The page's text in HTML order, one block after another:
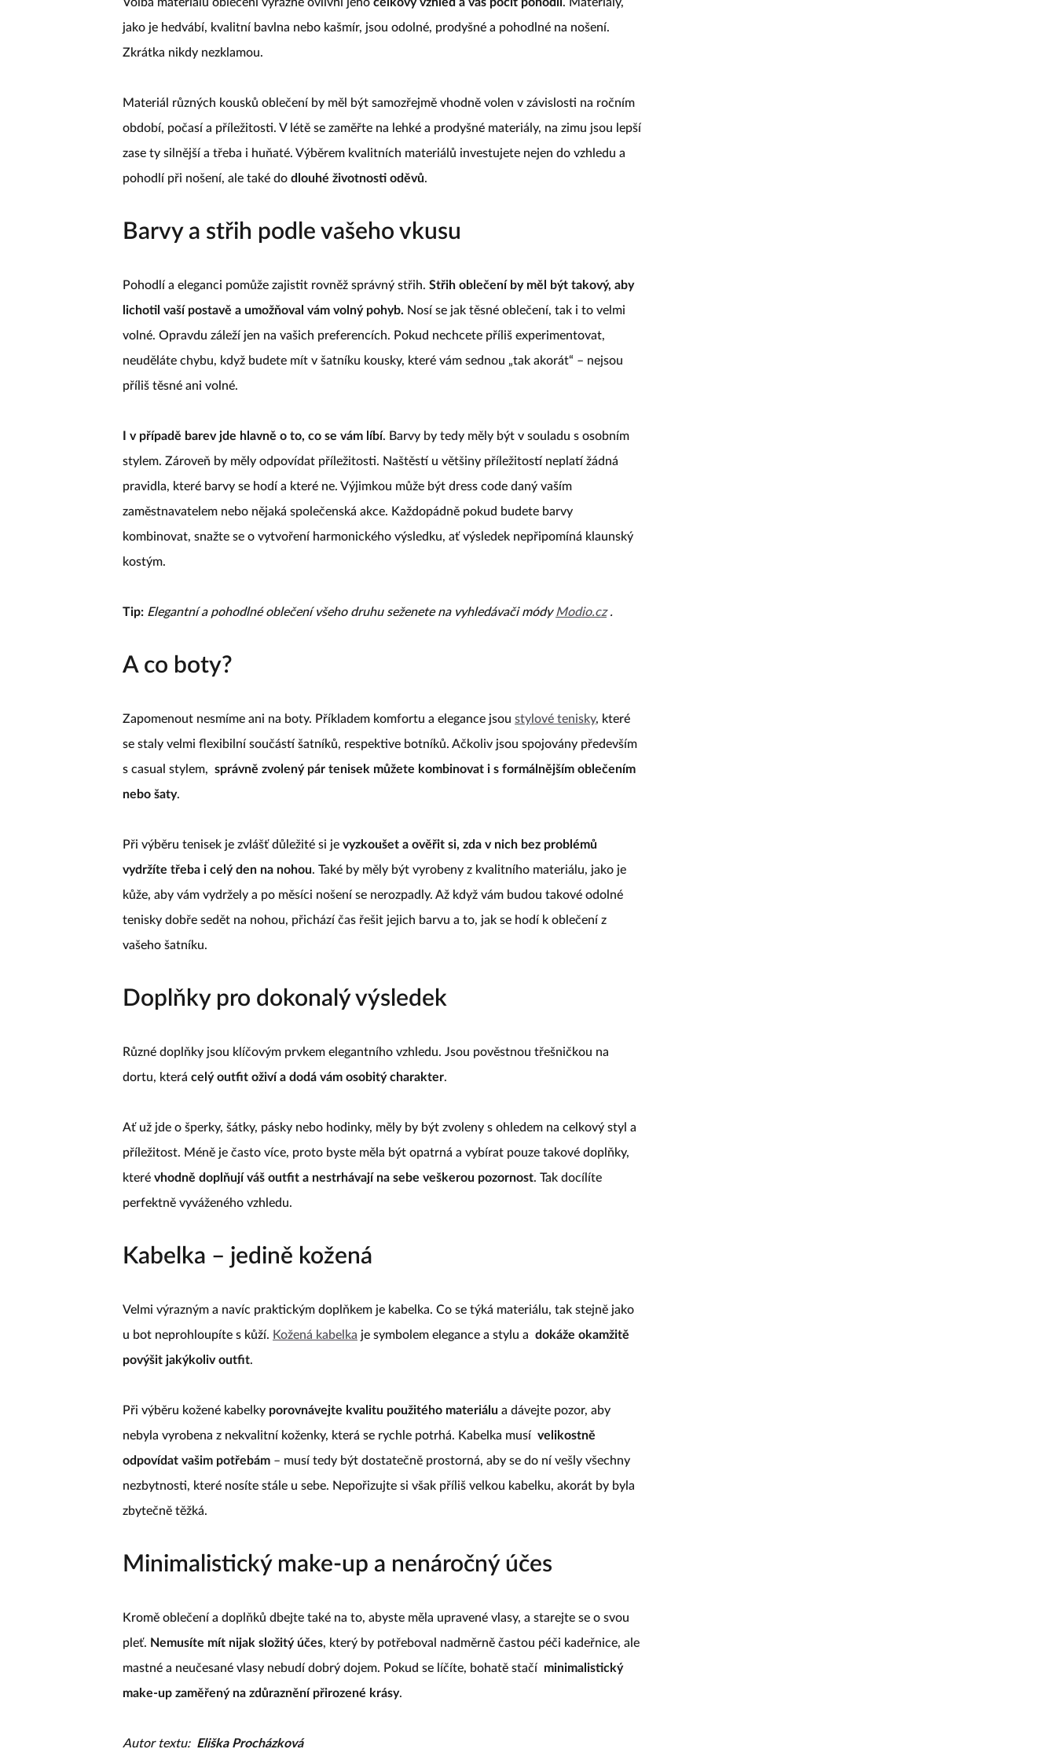
jako je hedvábí, kvalitní bavlna nebo kašmír, jsou odolné, prodyšné a pohodlné na nošení.
Zkrátka nikdy nezklamou.
Materiál různých kousků oblečení by měl být samozřejmě vhodně volen v závislosti na ročním
období, počasí a příležitosti. V létě se zaměřte na lehké a prodyšné materiály, na zimu jsou lepší
zase ty silnější a třeba i huňaté. Výběrem kvalitních materiálů investujete nejen do vzhledu a
pohodlí při nošení, ale také do dlouhé životnosti oděvů.
Barvy a střih podle vašeho vkusu
Pohodlí a eleganci pomůže zajistit rovněž správný střih. Střih oblečení by měl být takový, aby
lichotil vaší postavě a umožňoval vám volný pohyb. Nosí se jak těsné oblečení, tak i to velmi
volné. Opravdu záleží jen na vašich preferencích. Pokud nechcete příliš experimentovat,
neuděláte chybu, když budete mít v šatníku kousky, které vám sednou „tak akorát“ – nejsou
příliš těsné ani volné.
I v případě barev jde hlavně o to, co se vám líbí. Barvy by tedy měly být v souladu s osobním
stylem. Zároveň by měly odpovídat příležitosti. Naštěstí u většiny příležitostí neplatí žádná
pravidla, které barvy se hodí a které ne. Výjimkou může být dress code daný vaším
zaměstnavatelem nebo nějaká společenská akce. Každopádně pokud budete barvy
kombinovat, snažte se o vytvoření harmonického výsledku, ať výsledek nepřipomíná klaunský
kostým.
Tip: Elegantní a pohodlné oblečení všeho druhu seženete na vyhledávači módyModio.cz .
A co boty?
Zapomenout nesmíme ani na boty. Příkladem komfortu a elegance jsou stylové tenisky, které
se staly velmi flexibilní součástí šatníků, respektive botníků. Ačkoliv jsou spojovány především
s casual stylem, správně zvolený pár tenisek můžete kombinovat i s formálnějším oblečením
nebo šaty.
Při výběru tenisek je zvlášť důležité si je vyzkoušet a ověřit si, zda v nich bez problémů
vydržíte třeba i celý den na nohou. Také by měly být vyrobeny z kvalitního materiálu, jako je
kůže, aby vám vydržely a po měsíci nošení se nerozpadly. Až když vám budou takové odolné
tenisky dobře sedět na nohou, přichází čas řešit jejich barvu a to, jak se hodí k oblečení z
vašeho šatníku.
Doplňky pro dokonalý výsledek
Různé doplňky jsou klíčovým prvkem elegantního vzhledu. Jsou pověstnou třešničkou na
dortu, která celý outfit oživí a dodá vám osobitý charakter.
Ať už jde o šperky, šátky, pásky nebo hodinky, měly by být zvoleny s ohledem na celkový styl a
příležitost. Méně je často více, proto byste měla být opatrná a vybírat pouze takové doplňky,
které vhodně doplňují váš outfit a nestrhávají na sebe veškerou pozornost. Tak docílíte
perfektně vyváženého vzhledu.
Kabelka – jedině kožená
Velmi výrazným a navíc praktickým doplňkem je kabelka. Co se týká materiálu, tak stejně jako
u bot neprohloupíte s kůží. Kožená kabelka je symbolem elegance a stylu a dokáže okamžitě
povýšit jakýkoliv outfit.
Při výběru kožené kabelky porovnávejte kvalitu použitého materiálu a dávejte pozor, aby
nebyla vyrobena z nekvalitní koženky, která se rychle potrhá. Kabelka musí velikostně
odpovídat vašim potřebám – musí tedy být dostatečně prostorná, aby se do ní vešly všechny
nezbytnosti, které nosíte stále u sebe. Nepořizujte si však příliš velkou kabelku, akorát by byla
zbytečně těžká.
Minimalistický make-up a nenáročný účes
Kromě oblečení a doplňků dbejte také na to, abyste měla upravené vlasy, a starejte se o svou
pleť. Nemusíte mít nijak složitý účes, který by potřeboval nadměrně častou péči kadeřnice, ale
mastné a neučesané vlasy nebudí dobrý dojem. Pokud se líčíte, bohatě stačí minimalistický
make-up zaměřený na zdůraznění přirozené krásy.
Autor textu: Eliška Procházková